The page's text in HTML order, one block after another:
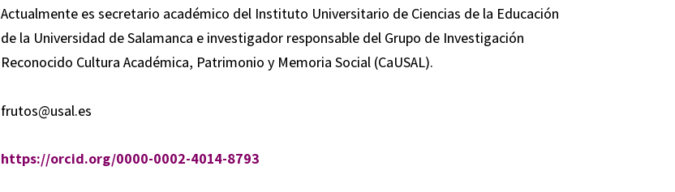
Actualmente es secretario académico del Instituto Universitario de Ciencias de la Educación
de la Universidad de Salamanca e investigador responsable del Grupo de Investigación
Reconocido Cultura Académica, Patrimonio y Memoria Social (CaUSAL).
frutos@usal.es
https://orcid.org/0000-0002-4014-8793